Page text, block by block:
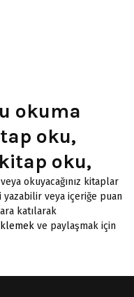
okuma
oku,
oku,
okuyacağınız kitaplar
veya içeriğe puan
katılarak
ve paylaşmak için